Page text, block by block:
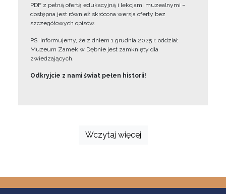
PDF z pełną ofertą edukacyjną i lekcjami muzealnymi –
dostępna jest również skrócona wersja oferty bez
szczegółowych opisów.
PS. Informujemy, że z dniem 1 grudnia 2025 r. oddział
Muzeum Zamek w Dębnie jest zamknięty dla
zwiedzających.
Odkryjcie z nami świat pełen historii!
Wczytaj więcej